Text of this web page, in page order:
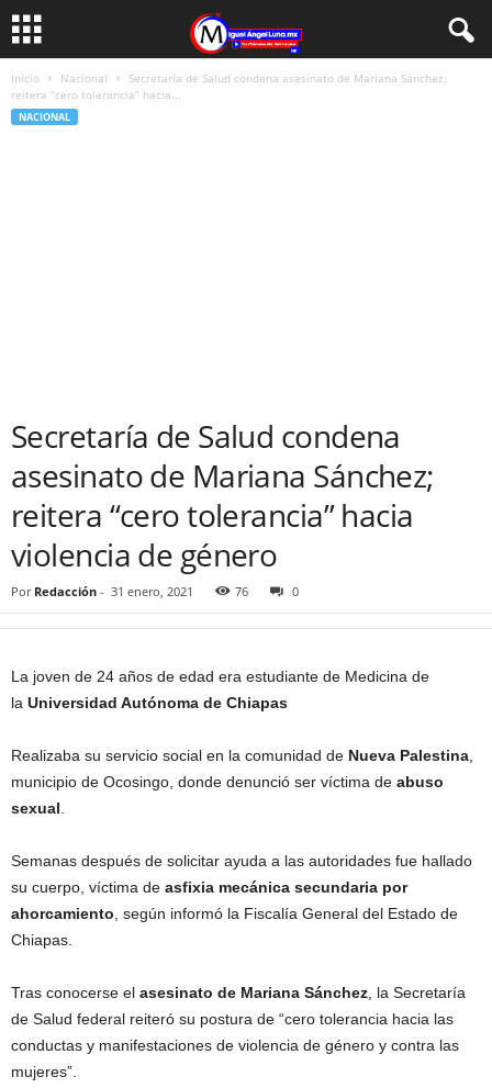
Inicio Nacional
Secretaría de Salud condena asesinato de Mariana Sánchez;
reitera “cero tolerancia” hacia...
NACIONAL
Secretaría de Salud condena
asesinato de Mariana Sánchez;
reitera “cero tolerancia” hacia
violencia de género
Por Redacción - 31 enero, 2021 76 0
La joven de 24 años de edad era estudiante de Medicina de
la Universidad Autónoma de Chiapas
Realizaba su servicio social en la comunidad de Nueva Palestina
municipio de Ocosingo, donde denunció ser víctima de abuso
sexual
Semanas después de solicitar ayuda a las autoridades fue hallado
su cuerpo, víctima de asfixia mecánica secundaria por
ahorcamiento , según informó la Fiscalía General del Estado de
Chiapas.
Tras conocerse el asesinato de Mariana Sánchez , la Secretaría
de Salud federal reiteró su postura de “cero tolerancia hacia las
conductas y manifestaciones de violencia de género y contra las
mujeres”.